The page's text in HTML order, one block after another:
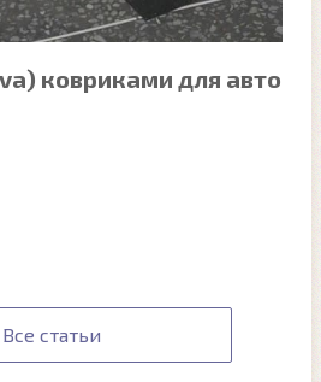
ковриками для авто
Все статьи